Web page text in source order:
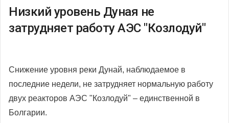
Низкий уровень Дуная не
затрудняет работу АЭС "Козлодуй"
Снижение уровня реки Дунай, наблюдаемое в
последние недели, не затрудняет нормальную работу
двух реакторов АЭС "Козлодуй" – единственной в
Болгарии.